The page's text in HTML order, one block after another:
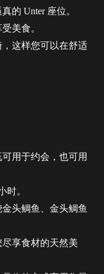
的 Unter 座位。
美食。
这样您可以在舒适
用于约会，也可用
时。
头鲷鱼、金头鲷鱼
享食材的天然美